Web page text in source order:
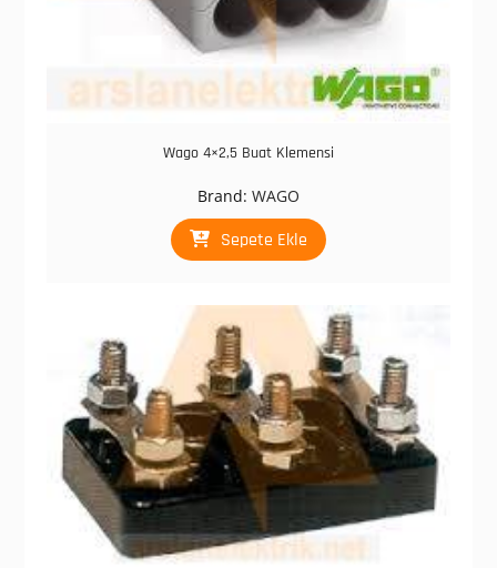
Wago 4×2,5 Buat Klemensi
Brand: WAGO
Sepete Ekle